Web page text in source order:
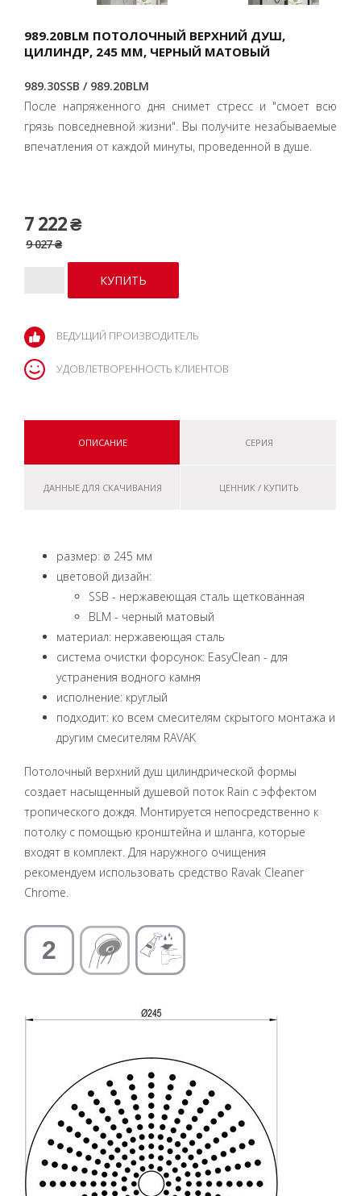
989.20BLM ПОТОЛОЧНЫЙ ВЕРХНИЙ ДУШ,
ЦИЛИНДР, 245 ММ, ЧЕРНЫЙ МАТОВЫЙ
989.30SSB / 989.20BLM
После напряженного дня снимет стресс и "смоет всю
грязь повседневной жизни". Вы получите незабываемые
впечатления от каждой минуты, проведенной в душе.
7 222 ₴
9 027 ₴
ВЕДУЩИЙ ПРОИЗВОДИТЕЛЬ
УДОВЛЕТВОРЕННОСТЬ КЛИЕНТОВ
ОПИСАНИЕ СЕРИЯ
ДАННЫЕ ДЛЯ СКАЧИВАНИЯ ЦЕННИК / КУПИТЬ
размер: ø 245 мм
цветовой дизайн:
SSB - нержавеющая сталь щеткованная
BLM - черный матовый
материал: нержавеющая сталь
система очистки форсунок: EasyClean - для
устранения водного камня
исполнение: круглый
подходит: ко всем смесителям скрытого монтажа и
другим смесителям RAVAK
Потолочный верхний душ цилиндрической формы
создает насыщенный душевой поток Rain с эффектом
тропического дождя. Монтируется непосредственно к
потолку с помощью кронштейна и шланга, которые
входят в комплект. Для наружного очищения
рекомендуем использовать средство Ravak Cleaner
Chrome.